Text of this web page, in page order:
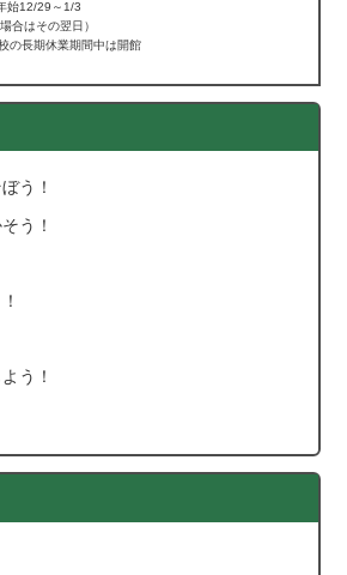
始12/29～1/3
合はその翌日）
の長期休業期間中は開館
う！
う！
う！